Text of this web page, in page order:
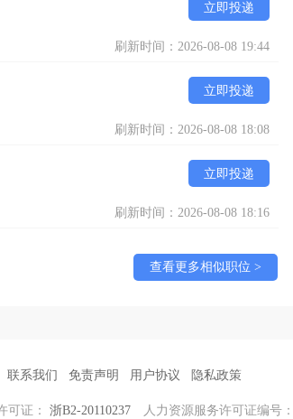
立即投递
刷新时间：2026-08-08 19:44
立即投递
刷新时间：2026-08-08 18:08
立即投递
刷新时间：2026-08-08 18:16
查看更多相似职位 >
联系我们 免责声明 用户协议 隐私政策
可证： 浙B2-20110237 人力资源服务许可证编号：